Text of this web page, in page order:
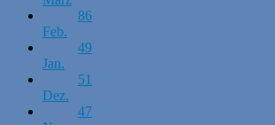
86
Feb.
49
Jan.
51
Dez.
47